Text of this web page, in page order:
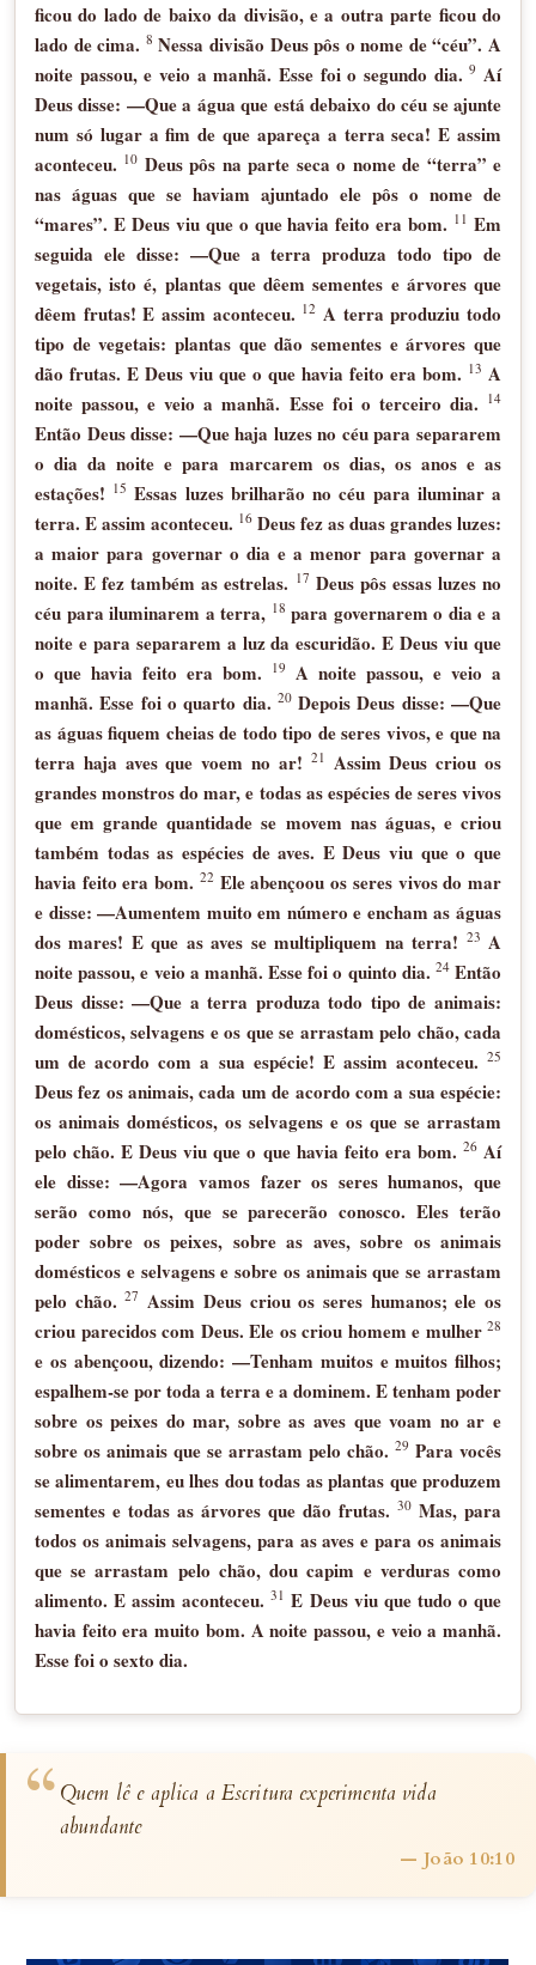
ficou do lado de baixo da divisão, e a outra parte ficou do
lado de cima. 8 Nessa divisão Deus pôs o nome de “céu”. A
noite passou, e veio a manhã. Esse foi o segundo dia. 9 Aí
Deus disse: —Que a água que está debaixo do céu se ajunte
num só lugar a fim de que apareça a terra seca! E assim
aconteceu. 10 Deus pôs na parte seca o nome de “terra” e
nas águas que se haviam ajuntado ele pôs o nome de
“mares”. E Deus viu que o que havia feito era bom. 11 Em
seguida ele disse: —Que a terra produza todo tipo de
vegetais, isto é, plantas que dêem sementes e árvores que
dêem frutas! E assim aconteceu. 12 A terra produziu todo
tipo de vegetais: plantas que dão sementes e árvores que
dão frutas. E Deus viu que o que havia feito era bom. 13 A
noite passou, e veio a manhã. Esse foi o terceiro dia. 14
Então Deus disse: —Que haja luzes no céu para separarem
o dia da noite e para marcarem os dias, os anos e as
estações! 15 Essas luzes brilharão no céu para iluminar a
terra. E assim aconteceu. 16 Deus fez as duas grandes luzes:
a maior para governar o dia e a menor para governar a
noite. E fez também as estrelas. 17 Deus pôs essas luzes no
céu para iluminarem a terra, 18 para governarem o dia e a
noite e para separarem a luz da escuridão. E Deus viu que
o que havia feito era bom.
19 A noite passou, e veio a
manhã. Esse foi o quarto dia. 20 Depois Deus disse: —Que
as águas fiquem cheias de todo tipo de seres vivos, e que na
terra haja aves que voem no ar! 21 Assim Deus criou os
grandes monstros do mar, e todas as espécies de seres vivos
que em grande quantidade se movem nas águas, e criou
também todas as espécies de aves. E Deus viu que o que
havia feito era bom. 22 Ele abençoou os seres vivos do mar
e disse: —Aumentem muito em número e encham as águas
dos mares! E que as aves se multipliquem na terra! 23 A
noite passou, e veio a manhã. Esse foi o quinto dia. 24 Então
Deus disse: —Que a terra produza todo tipo de animais:
domésticos, selvagens e os que se arrastam pelo chão, cada
um de acordo com a sua espécie! E assim aconteceu. 25
Deus fez os animais, cada um de acordo com a sua espécie:
os animais domésticos, os selvagens e os que se arrastam
pelo chão. E Deus viu que o que havia feito era bom. 26 Aí
ele disse: —Agora vamos fazer os seres humanos, que
serão como nós, que se parecerão conosco. Eles terão
poder sobre os peixes, sobre as aves, sobre os animais
domésticos e selvagens e sobre os animais que se arrastam
pelo chão. 27 Assim Deus criou os seres humanos; ele os
criou parecidos com Deus. Ele os criou homem e mulher 28
e os abençoou, dizendo: —Tenham muitos e muitos filhos;
espalhem-se por toda a terra e a dominem. E tenham poder
sobre os peixes do mar, sobre as aves que voam no ar e
sobre os animais que se arrastam pelo chão. 29 Para vocês
se alimentarem, eu lhes dou todas as plantas que produzem
sementes e todas as árvores que dão frutas. 30 Mas, para
todos os animais selvagens, para as aves e para os animais
que se arrastam pelo chão, dou capim e verduras como
alimento. E assim aconteceu. 31 E Deus viu que tudo o que
havia feito era muito bom. A noite passou, e veio a manhã.
Esse foi o sexto dia.
“ Quem lê e aplica a Escritura experimenta vida
abundante
— João 10:10